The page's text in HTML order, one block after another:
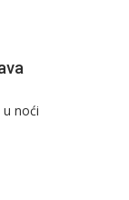
noći